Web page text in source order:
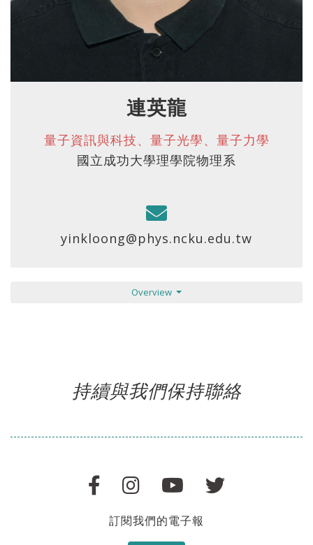
連英龍
量子資訊與科技、量子光學、量子力學
國立成功大學理學院物理系
yinkloong@phys.ncku.edu.tw
Overview
持續與我們保持聯絡
訂閱我們的電子報